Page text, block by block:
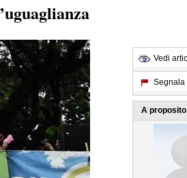
Vedi
Segnala
A